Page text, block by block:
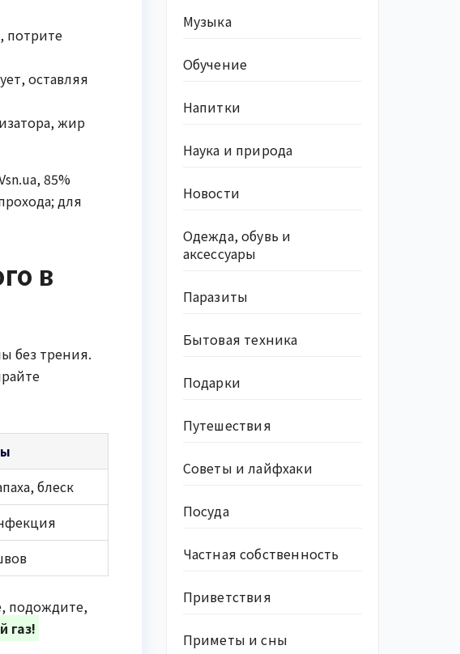
потрите
оставляя
жир
85%
для
в
без трения.
блеск
подождите,
газ!
Музыка
Обучение
Напитки
Наука и природа
Новости
Одежда, обувь и
аксессуары
Паразиты
Бытовая техника
Подарки
Путешествия
Советы и лайфхаки
Посуда
Частная собственность
Приветствия
Приметы и сны